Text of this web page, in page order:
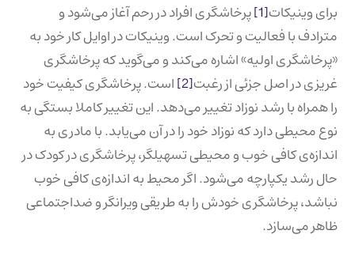
برای وینیکات[1] پرخاشگری افراد در رحم آغاز می‌شود و
مترادف با فعالیت و تحرک است. وینیکات در اوایل کار خود به
«پرخاشگری اولیه» اشاره می‌کند و می‌گوید که پرخاشگری
غریزی در اصل جزئی از رغبت[2]
است. پرخاشگری کیفیت خود
را همراه با رشد نوزاد تغییر می‌دهد. این تغییر کاملا بستگی به
نوع محیطی دارد که نوزاد خود را در آن می‌یابد. با مادری به
اندازه‌ی کافی خوب و محیطی تسهیلگر، پرخاشگری در کودک در
حال رشد یکپارچه می‌شود. اگر محیط به اندازه‌ی کافی خوب
نباشد، پرخاشگری خودش را به طریقی ویرانگر و ضداجتماعی
ظاهر می‌سازد.